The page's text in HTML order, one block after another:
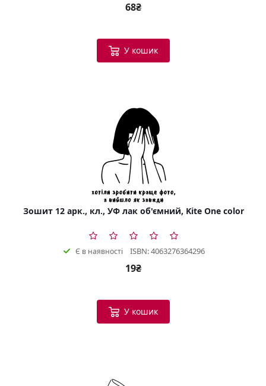
68₴
У кошик
Зошит 12 арк., кл., УФ лак об'ємний, Kite One color
Є в наявності ISBN: 4063276364296
19₴
У кошик